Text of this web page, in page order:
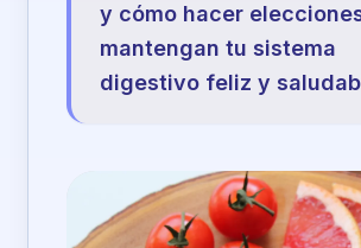
y cómo hacer
mantengan tu sistema
digestivo feliz y